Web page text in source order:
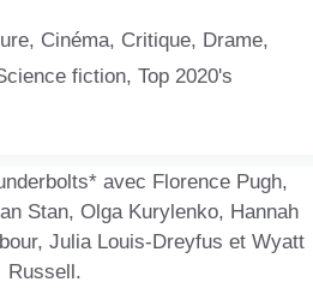
, Cinéma, Critique, Drame,
fiction, Top 2020's